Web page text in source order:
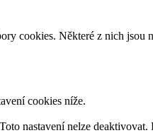
cookies. Některé z nich
cookies níže.
Toto nastavení nelze